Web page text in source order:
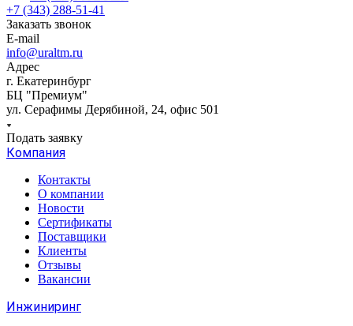
+7 (343) 288-51-41
Заказать звонок
E-mail
info@uraltm.ru
Адрес
г. Екатеринбург
БЦ "Премиум"
ул. Серафимы Дерябиной, 24, офис 501
Подать заявку
Компания
Контакты
О компании
Новости
Сертификаты
Поставщики
Клиенты
Отзывы
Вакансии
Инжиниринг